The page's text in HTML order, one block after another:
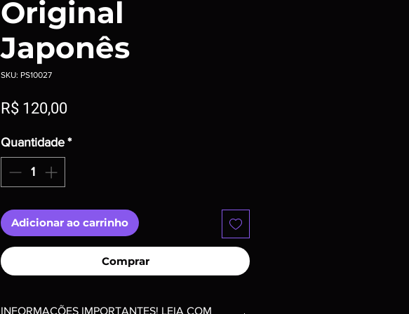
Original
Japonês
SKU: PS10027
R$ 120,00Preço
Quantidade *
Adicionar ao carrinho
Comprar
INFORMAÇÕES IMPORTANTES! LEIA COM